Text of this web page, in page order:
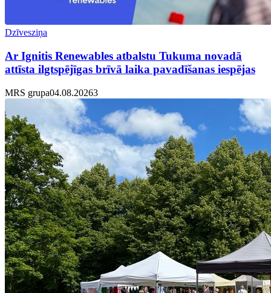
Dzīvesziņa
Ar Ignitis Renewables atbalstu Tukuma novadā
attīsta ilgtspējīgas brīvā laika pavadīšanas iespējas
MRS grupa04.08.20263